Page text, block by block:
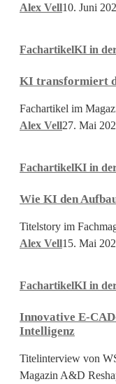
Alex Vell10. Juni
transformiert
Schaltschrankbau
FachartikelKI in
KI transformiert
Fachartikel im
Alex Vell27. Mai
Aufbau
automatisiert
FachartikelKI in
Wie KI den
Titelstory im
Alex Vell15. Mai
Lösung
Künstlicher
Intelligenz
FachartikelKI in
Innovative E-
Intelligenz
Titelinterview von
Magazin A&D